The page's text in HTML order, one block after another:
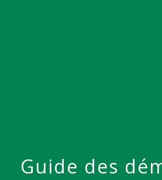
Guide des